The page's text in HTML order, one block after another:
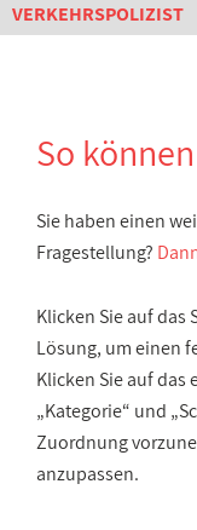
VERKEHRSPOLIZIST
So
Sie haben einen
Fragestellung?
Klicken Sie auf das
Lösung, um einen
Klicken Sie auf das
„Kategorie“ und
Zuordnung
anzupassen.